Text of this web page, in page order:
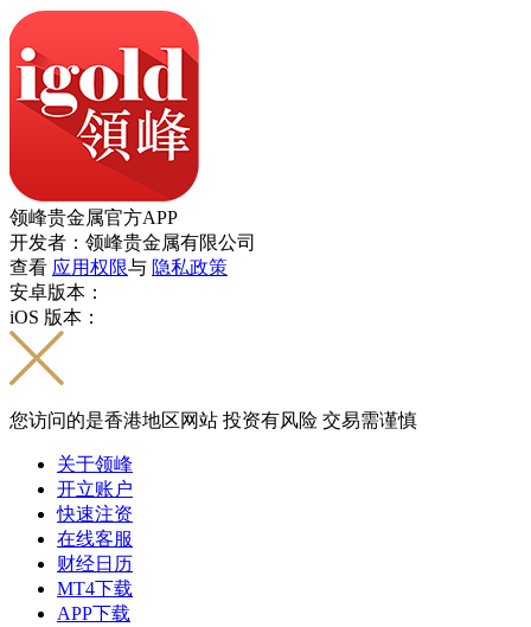
领峰贵金属官方APP
开发者：领峰贵金属有限公司
查看 应用权限与 隐私政策
安卓版本：
iOS 版本：
您访问的是香港地区网站 投资有风险 交易需谨慎
关于领峰
开立账户
快速注资
在线客服
财经日历
MT4下载
APP下载